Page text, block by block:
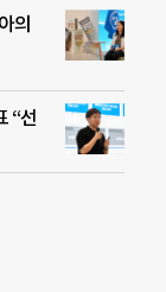
의
“선